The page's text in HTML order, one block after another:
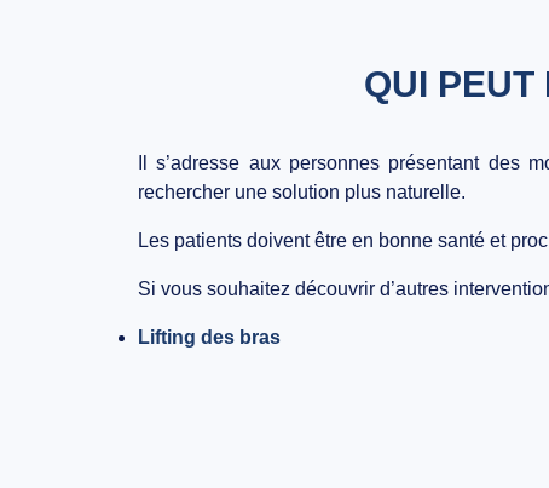
QUI PEUT
Il s’adresse aux personnes présentant des
rechercher une solution plus naturelle.
Les patients doivent être en bonne santé et
Si vous souhaitez découvrir d’autres
Lifting des bras